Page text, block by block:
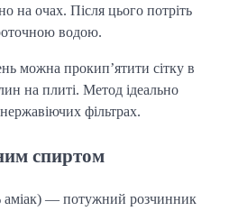
на очах. Після цього потріть
водою.
можна прокип’ятити сітку в
на плиті. Метод ідеально
фільтрах.
спиртом
— потужний розчинник